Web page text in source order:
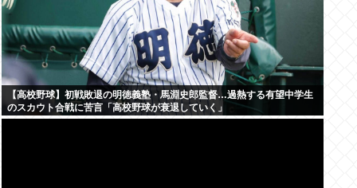
【高校野球】初戦敗退の明徳義塾・馬淵史郎監督…過熱する有望中学生
のスカウト合戦に苦言「高校野球が衰退していく」